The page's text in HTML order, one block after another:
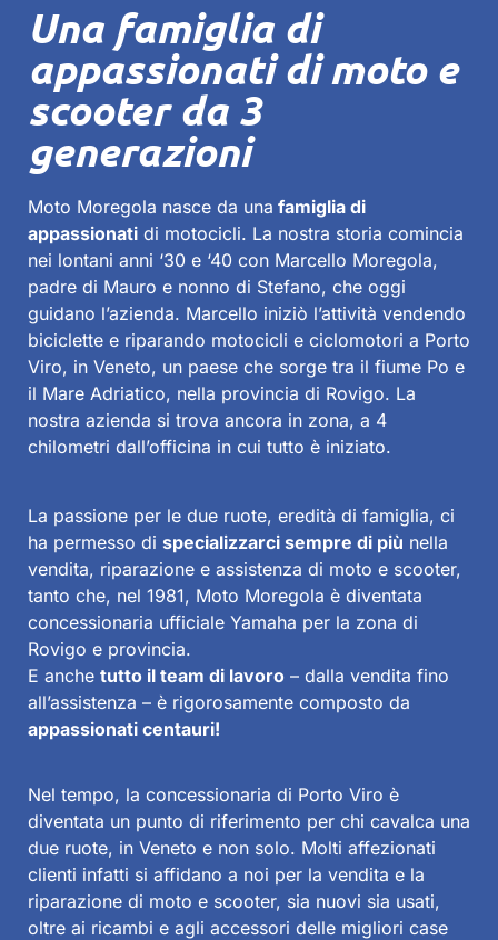
Una famiglia di
appassionati di moto e
scooter da 3
generazioni
Moto Moregola nasce da una famiglia di
appassionati di motocicli. La nostra storia comincia
nei lontani anni ‘30 e ‘40 con Marcello Moregola,
padre di Mauro e nonno di Stefano, che oggi
guidano l’azienda. Marcello iniziò l’attività vendendo
biciclette e riparando motocicli e ciclomotori a Porto
Viro, in Veneto, un paese che sorge tra il fiume Po e
il Mare Adriatico, nella provincia di Rovigo. La
nostra azienda si trova ancora in zona, a 4
chilometri dall’officina in cui tutto è iniziato.
La passione per le due ruote, eredità di famiglia, ci
ha permesso di specializzarci sempre di più nella
vendita, riparazione e assistenza di moto e scooter,
tanto che, nel 1981, Moto Moregola è diventata
concessionaria ufficiale Yamaha per la zona di
Rovigo e provincia.
E anche tutto il team di lavoro – dalla vendita fino
all’assistenza – è rigorosamente composto da
appassionati centauri!
Nel tempo, la concessionaria di Porto Viro è
diventata un punto di riferimento per chi cavalca una
due ruote, in Veneto e non solo. Molti affezionati
clienti infatti si affidano a noi per la vendita e la
riparazione di moto e scooter, sia nuovi sia usati,
oltre ai ricambi e agli accessori delle migliori case